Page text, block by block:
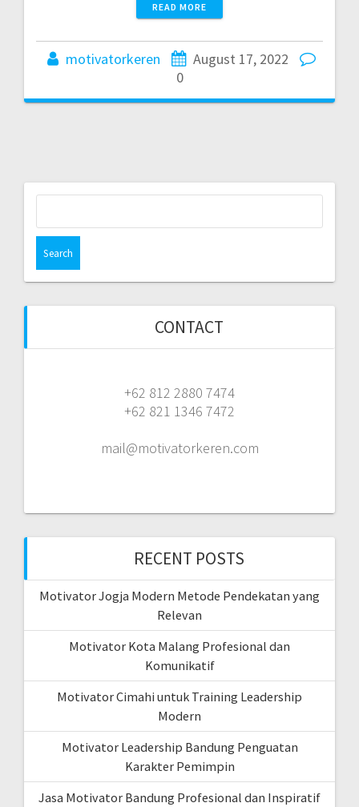
READ MORE
motivatorkeren
August 17, 2022
0
CONTACT
+62 812 2880 7474
+62 821 1346 7472
mail@motivatorkeren.com
RECENT POSTS
Motivator Jogja Modern Metode Pendekatan yang
Relevan
Motivator Kota Malang Profesional dan
Komunikatif
Motivator Cimahi untuk Training Leadership
Modern
Motivator Leadership Bandung Penguatan
Karakter Pemimpin
Jasa Motivator Bandung Profesional dan Inspiratif